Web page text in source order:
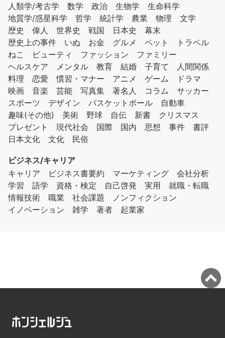
人類学/考古学
数学 政治 生物学
生命科学
地質学/惑星科学
哲学 統計学 農業 物理
文学
歴史
偉人 世界史 戦国 日本史
幕末
歴史上の事件
いぬ お金 グルメ ペット
トラベル
ねこ
ビューティ ファッション
ファミリー
ヘルスケア
メンタル 教育 結婚 子育て
人間関係
料理
恋愛 慣習・マナー アニメ ゲーム
ドラマ
映画
音楽 芸能 写真集 著名人 コラム
サッカー
スポーツ
デザイン バスケットボール
自動車
趣味(その他)
美術 野球 自伝 新書
クリスマス
プレゼント
現代社会 国際 国内 思想 事件
書評
日本文化
文化 民俗
ビジネス/キャリア
キャリア
ビジネス書要約 マーケティング
会社分析
学習
語学 資格・検定 自己啓発 実用
就職・転職
情報技術
職業 社会課題
ノンフィクション
イノベーション
雑学 著者 起業家